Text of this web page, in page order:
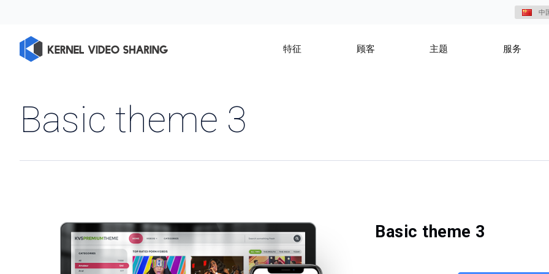
中
特征 顾客 主题 服务
Basic theme 3
Basic theme 3